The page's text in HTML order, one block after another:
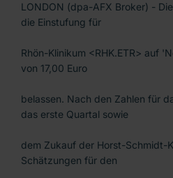
LONDON (dpa-AFX Broker) -
die Einstufung für
Rhön-Klinikum <RHK.ETR> auf
von 17,00 Euro
belassen. Nach den Zahlen für
das erste Quartal sowie
dem Zukauf der Horst-Schmidt-
Schätzungen für den